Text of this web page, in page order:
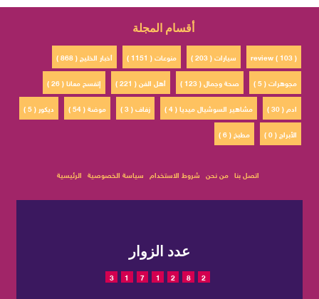
أقسام المجلة
أخبار الخليج ( 868 ) منوعات ( 1151 ) سيارات ( 203 )
review ( 103 )
إتفسح معانا ( 26 )
أهل الفن ( 221 ) صحة وجمال ( 123 )
مجوهرات ( 5 )
ديكور ( 5 )
موضة ( 54 ) زفاف ( 3 ) مشاهير السوشيال ميديا ( 4 )
ادم ( 30 )
مطبخ ( 6 )
الأبراج ( 0 )
الرئيسية سياسة الخصوصية شروط الاستخدام من نحن اتصل بنا
عدد الزوار
3 1 7 1 2 8 2